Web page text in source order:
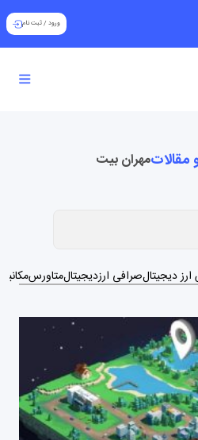
ورود /ثبت نام
مقالاتمهران بیت
دیجیتالصرافی ارزدیجیتالمتاورس